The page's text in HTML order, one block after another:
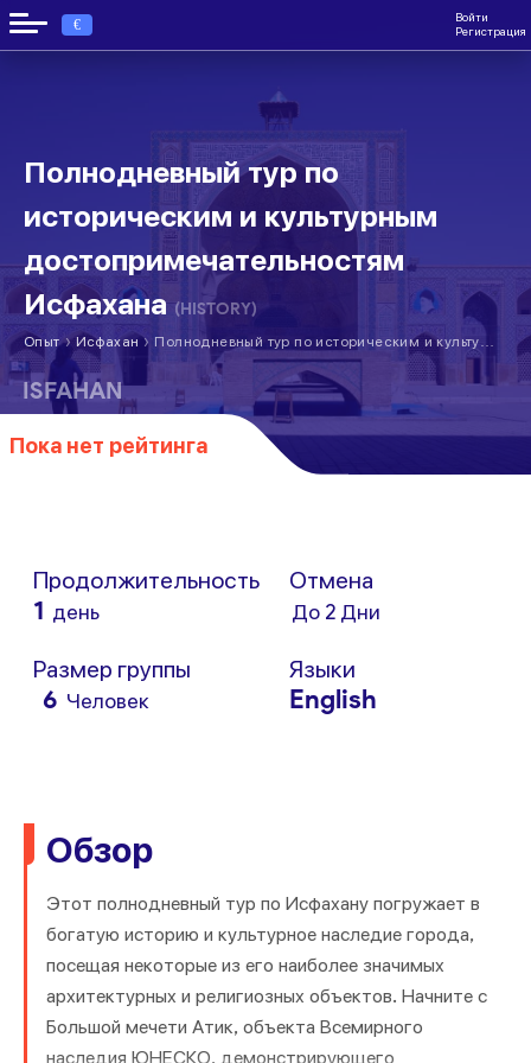
€
Войти
Регистрация
Полнодневный тур по
историческим и культурным
достопримечательностям
Исфахана (HISTORY)
Опыт › Исфахан ›
Пока нет рейтинга
ISFAHAN
Продолжительность
1 день
Отмена
До 2 Дни
Размер группы
6 Человек
Языки
English
Обзор
Этот полнодневный тур по Исфахану погружает в
богатую историю и культурное наследие города,
посещая некоторые из его наиболее значимых
архитектурных и религиозных объектов. Начните с
Большой мечети Атик, объекта Всемирного
наследия ЮНЕСКО, демонстрирующего